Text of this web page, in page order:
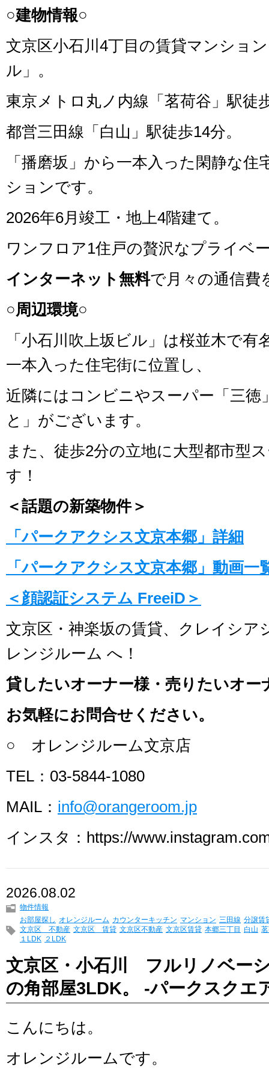
○建物情報○
文京区小石川4丁目の賃貸マンショ
ル」。
東京メトロ丸ノ内線「茗荷谷」駅徒
都営三田線「白山」駅徒歩14分。
「播磨坂」から一本入った閑静な住
ションです。
2026年6月竣工・地上4階建て。
ワンフロア1住戸の贅沢なプライベ
インターネット無料で月々の通信費
○周辺環境○
「小石川吹上坂ビル」は桜並木で有
一本入った住宅街に位置し、
近隣にはコンビニやスーパー「三徳
と」がございます。
また、徒歩2分の立地に大型都市型
す！
＜話題の新築物件＞
「パークアクシス文京本郷」詳細
「パークアクシス文京本郷」動画一
＜顔認証システム FreeiD＞
文京区・神楽坂の賃貸、クレイシア
レンジルーム へ！
貸したいオーナー様・売りたいオー
お気軽にお問合せください。
○ オレンジルーム文京店
TEL：03-5844-1080
MAIL： info@orangeroom.jp
インスタ：https://
2026.08.02
物件情報
お部屋探し オレンジルーム カウンターキッチン マンション 三田線 分譲賃
文京区 不動産 文京区 賃貸 文京区不動産 文京区賃貸 本郷三丁目 白山
１LDK ２LDK
文京区・小石川 フルリノベー
の角部屋3LDK。 -パークスクエ
こんにちは。
オレンジルームです。